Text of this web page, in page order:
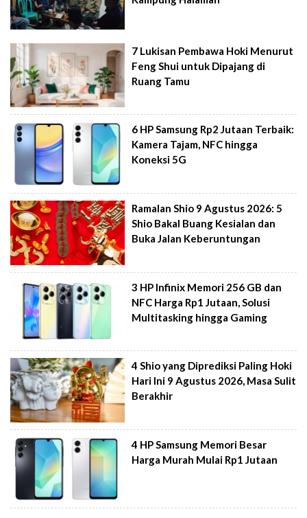
7 Lukisan Pembawa Hoki Menurut
Feng Shui untuk Dipajang di
Ruang Tamu
6 HP Samsung Rp2 Jutaan Terbaik:
Kamera Tajam, NFC hingga
Koneksi 5G
Ramalan Shio 9 Agustus 2026: 5
Shio Bakal Buang Kesialan dan
Buka Jalan Keberuntungan
3 HP Infinix Memori 256 GB dan
NFC Harga Rp1 Jutaan, Solusi
Multitasking hingga Gaming
4 Shio yang Diprediksi Paling Hoki
Hari Ini 9 Agustus 2026, Masa Sulit
Berakhir
4 HP Samsung Memori Besar
Harga Murah Mulai Rp1 Jutaan